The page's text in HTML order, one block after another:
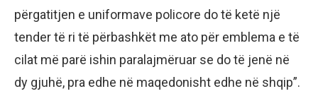
përgatitjen e uniformave policore do të ketë një
tender të ri të përbashkët me ato për emblema e të
cilat më parë ishin paralajmëruar se do të jenë në
dy gjuhë, pra edhe në maqedonisht edhe në shqip”.